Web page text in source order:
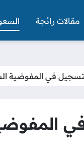
مقالات رائجة
في المفوضية